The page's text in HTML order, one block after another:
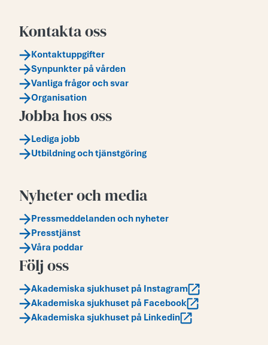
Kontakta oss
Kontaktuppgifter
Synpunkter på vården
Vanliga frågor och svar
Organisation
Jobba hos oss
Lediga jobb
Utbildning och tjänstgöring
Nyheter och media
Pressmeddelanden och nyheter
Presstjänst
Våra poddar
Följ oss
Akademiska sjukhuset på Instagram
Akademiska sjukhuset på Facebook
Akademiska sjukhuset på Linkedin